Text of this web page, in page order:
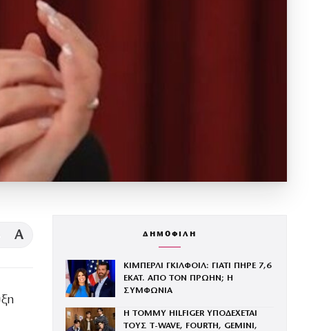
A ΔΗΜΟΦΙΛΗ
ΚΙΜΠΕΡΛΙ ΓΚΙΛΦΟΙΛ: ΓΙΑΤΙ ΠΗΡΕ 7,6
ΕΚΑΤ. ΑΠΟ ΤΟΝ ΠΡΩΗΝ; Η
ΣΥΜΦΩΝΙΑ
Η TOMMY HILFIGER ΥΠΟΔΕΧΕΤΑΙ
ΤΟΥΣ Τ-WAVE, FOURTH, GEMINI,